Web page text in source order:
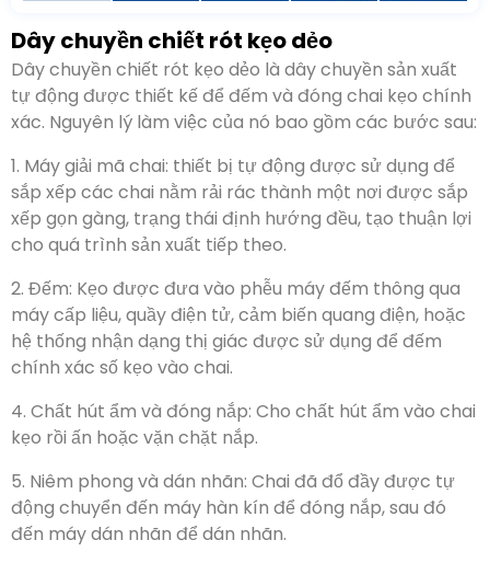
Dây chuyền chiết rót kẹo dẻo
Dây chuyền chiết rót kẹo dẻo là dây chuyền sản xuất
tự động được thiết kế để đếm và đóng chai kẹo chính
xác. Nguyên lý làm việc của nó bao gồm các bước sau:
1. Máy giải mã chai: thiết bị tự động được sử dụng để
sắp xếp các chai nằm rải rác thành một nơi được sắp
xếp gọn gàng, trạng thái định hướng đều, tạo thuận lợi
cho quá trình sản xuất tiếp theo.
2. Đếm: Kẹo được đưa vào phễu máy đếm thông qua
máy cấp liệu, quầy điện tử, cảm biến quang điện, hoặc
hệ thống nhận dạng thị giác được sử dụng để đếm
chính xác số kẹo vào chai.
4. Chất hút ẩm và đóng nắp: Cho chất hút ẩm vào chai
kẹo rồi ấn hoặc vặn chặt nắp.
5. Niêm phong và dán nhãn: Chai đã đổ đầy được tự
động chuyển đến máy hàn kín để đóng nắp, sau đó
đến máy dán nhãn để dán nhãn.